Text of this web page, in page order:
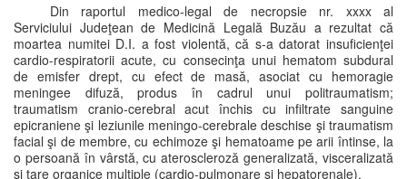
Din raportul medico-legal de necropsie nr. xxxx al
Serviciului Judeţean de Medicină Legală Buzău a rezultat că
moartea numitei D.I. a fost violentă, că s-a datorat insuficienţei
cardio-respiratorii acute, cu consecinţa unui hematom subdural
de emisfer drept, cu efect de masă, asociat cu hemoragie
meningee difuză, produs în cadrul unui politraumatism;
traumatism cranio-cerebral acut închis cu infiltrate sanguine
epicraniene şi leziunile meningo-cerebrale deschise şi traumatism
facial şi de membre, cu echimoze şi hematoame pe arii întinse, la
o persoană în vârstă, cu ateroscleroză generalizată, visceralizată
şi tare organice multiple (cardio-pulmonare şi hepatorenale).